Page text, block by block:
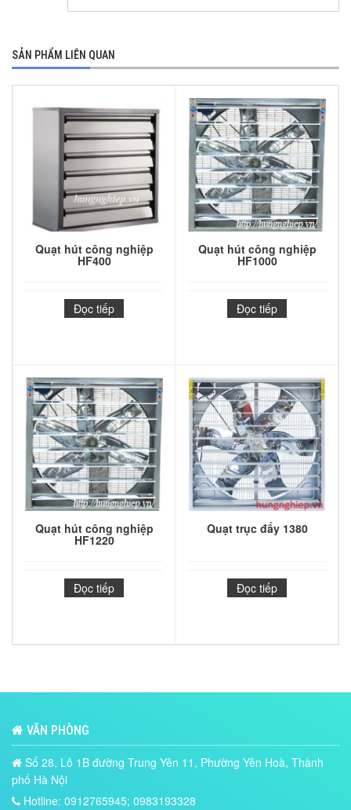
SẢN PHẨM LIÊN QUAN
Quạt hút công nghiệp
HF400
Đọc tiếp
Quạt hút công nghiệp
HF1000
Đọc tiếp
Quạt hút công nghiệp
HF1220
Đọc tiếp
Quạt trục đẩy 1380
Đọc tiếp
VĂN PHÒNG
Số 28, Lô 1B đường Trung Yên 11, Phường Yên Hoà, Thành
phố Hà Nội
Hotline: 0912765945; 0983193328